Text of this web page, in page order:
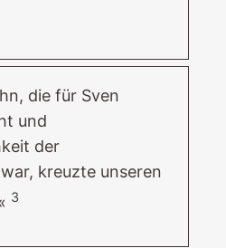
die für Sven
und
der
kreuzte unseren
3